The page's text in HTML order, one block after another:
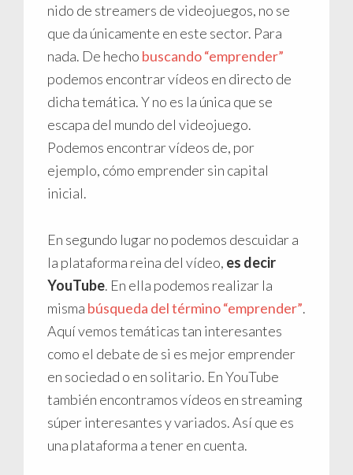
nido de streamers de videojuegos, no se
que da únicamente en este sector. Para
nada. De hecho buscando “emprender”
podemos encontrar vídeos en directo de
dicha temática. Y no es la única que se
escapa del mundo del videojuego.
Podemos encontrar vídeos de, por
ejemplo, cómo emprender sin capital
inicial.
En segundo lugar no podemos descuidar a
la plataforma reina del vídeo, es decir
YouTube. En ella podemos realizar la
misma búsqueda del término “emprender”.
Aquí vemos temáticas tan interesantes
como el debate de si es mejor emprender
en sociedad o en solitario. En YouTube
también encontramos vídeos en streaming
súper interesantes y variados. Así que es
una plataforma a tener en cuenta.